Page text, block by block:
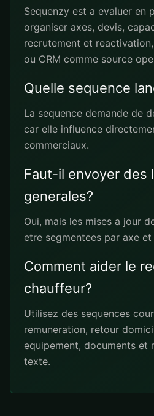
Sequenzy est a evaluer en
organiser axes, devis,
recrutement et
ou CRM comme source
Quelle sequence
La sequence demande de
car elle influence
commerciaux.
Faut-il envoyer des
generales?
Oui, mais les mises a jour
etre segmentees par axe
Comment aider le
chauffeur?
Utilisez des sequences
remuneration, retour
equipement, documents et
texte.